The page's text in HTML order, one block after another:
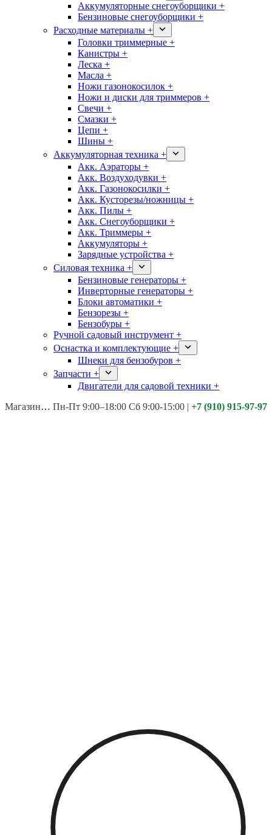
Аккумуляторные снегоуборщики +
Бензиновые снегоуборщики +
Расходные материалы +
Головки триммерные +
Канистры +
Леска +
Масла +
Ножи газонокосилок +
Ножи и диски для триммеров +
Свечи +
Смазки +
Цепи +
Шины +
Аккумуляторная техника +
Акк. Аэраторы +
Акк. Воздуходувки +
Акк. Газонокосилки +
Акк. Кусторезы/ножницы +
Акк. Пилы +
Акк. Снегоуборщики +
Акк. Триммеры +
Аккумуляторы +
Зарядные устройства +
Силовая техника +
Бензиновые генераторы +
Инверторные генераторы +
Блоки автоматики +
Бензорезы +
Бензобуры +
Ручной садовый инструмент +
Оснастка и комплектующие +
Шнеки для бензобуров +
Запчасти +
Двигатели для садовой техники +
Магазины: Калуга ул. Московская д.113
Пн-Пт 9:00–18:00 Сб 9:00-15:00 | +7 (910) 915-97-97